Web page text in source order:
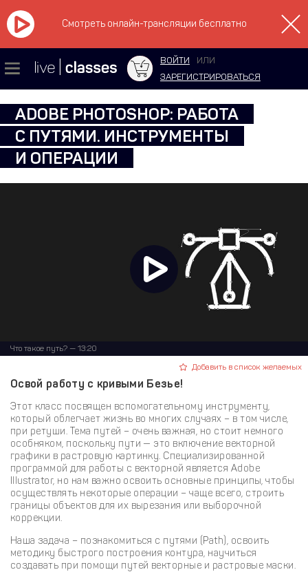
Смотреть онлайн-трансляции бесплатно
ВОЙТИ
ИЛИ
ЗАРЕГИСТРИРОВАТЬСЯ
ADOBE PHOTOSHOP: РАБОТА
С ПУТЯМИ. ИНСТРУМЕНТЫ
И ОПЕРАЦИИ
Что такое путь? — 13:20
Добавить в список желаемых
Освой работу с кривыми Безье!
Этот класс посвящен вспомогательному инструменту,
который облегчает жизнь во многих случаях – в том числе,
при ретуши. Тема путей – очень важная, но стоит немного
особняком, поскольку пути — это включение векторной
графики в растровую картинку. Специализированной
программой для работы с векторной является Adobe
Illustrator, но нам важно освоить основные принципы, чтобы
осуществлять некоторые операции – чаще всего, строить
границы объектов для их вырезания или выборочной
коррекции.
Наша задача – познакомиться с путями (Path), освоить
методику быстрого построения контура, научиться
создавать при помощи путей векторные и растровые маски.